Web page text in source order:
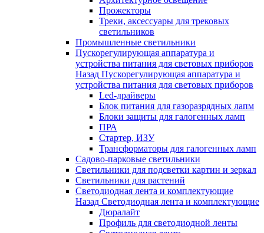
Прожекторы
Треки, аксессуары для трековых
светильников
Промышленные светильники
Пускорегулирующая аппаратура и
устройства питания для световых приборов
Назад Пускорегулирующая аппаратура и
устройства питания для световых приборов
Led-драйверы
Блок питания для газоразрядных лапм
Блоки защиты для галогенных ламп
ПРА
Стартер, ИЗУ
Трансформаторы для галогенных ламп
Садово-парковые светильники
Светильники для подсветки картин и зеркал
Светильники для растений
Светодиодная лента и комплектующие
Назад Светодиодная лента и комплектующие
Дюралайт
Профиль для светодиодной ленты